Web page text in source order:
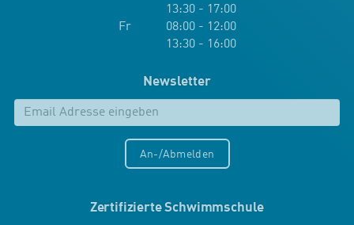
13:30 - 17:00
Fr 08:00 - 12:00
13:30 - 16:00
Newsletter
An-/Abmelden
Zertifizierte Schwimmschule